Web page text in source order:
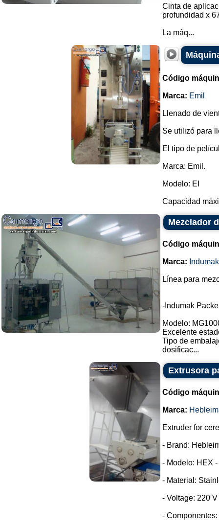
Cinta de
profundidad x
La máq...
Código
Marca: Emil
Llenado de
Se utilizó para
El tipo de
Marca: Emil.
Modelo: EI
Capacidad
Mezclador
Código
Marca: Indumak
Línea para
-Indumak
Modelo:
Excelente
Tipo de
dosificac...
Extrusora
Código
Marca:
Extruder for
- Brand:
- Modelo: HEX
- Material:
- Voltage: 220
-